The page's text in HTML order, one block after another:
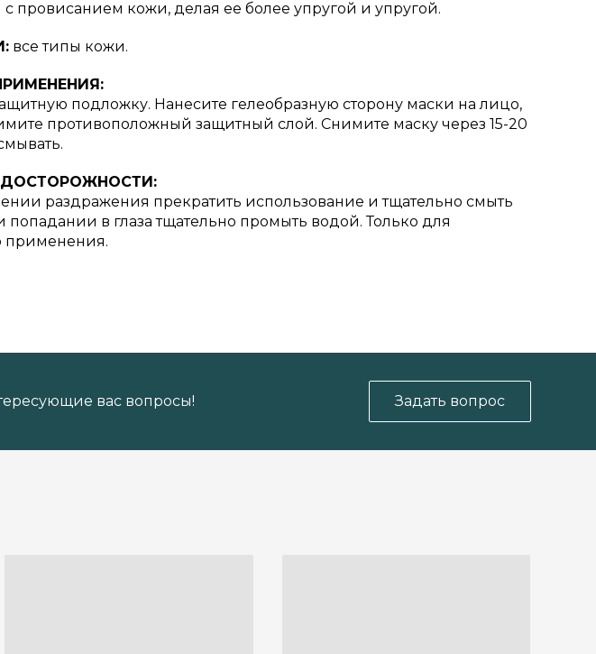
с провисанием кожи, делая ее более упругой и упругой.
все типы кожи.
подложку. Нанесите гелеобразную сторону маски на лицо,
противоположный защитный слой. Снимите маску через 15-20
раздражения прекратить использование и тщательно смыть
попадании в глаза тщательно промыть водой. Только для
применения.
вас вопросы! Задать вопрос